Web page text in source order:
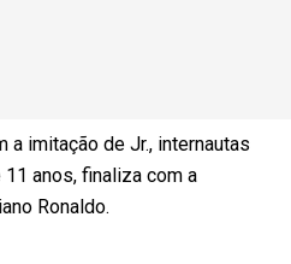
imitação de Jr., internautas
anos, finaliza com a
Ronaldo.